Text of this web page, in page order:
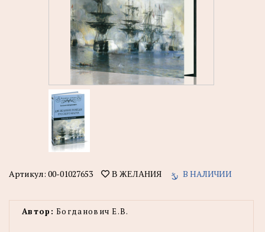
Артикул: 00-01027653 В ЖЕЛАНИЯ В НАЛИЧИИ
Автор: Богданович Е.В.